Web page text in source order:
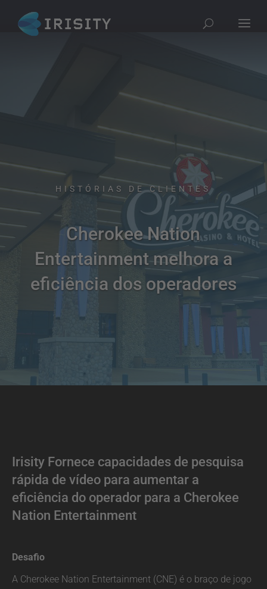
HISTÓRIAS DE CLIENTES
Cherokee Nation
Entertainment melhora a
eficiência dos operadores
Irisity Fornece capacidades de pesquisa
rápida de vídeo para aumentar a
eficiência do operador para a Cherokee
Nation Entertainment
Desafio
A Cherokee Nation Entertainment (CNE) é o braço de jogo